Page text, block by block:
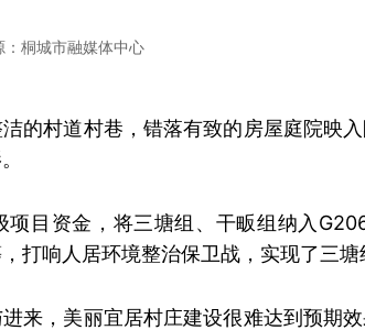
：桐城市融媒体中心
的村道村巷，错落有致的房屋庭院映
项目资金，将三塘组、干畈组纳入
打响人居环境整治保卫战，实现了三塘
来，美丽宜居村庄建设很难达到预期